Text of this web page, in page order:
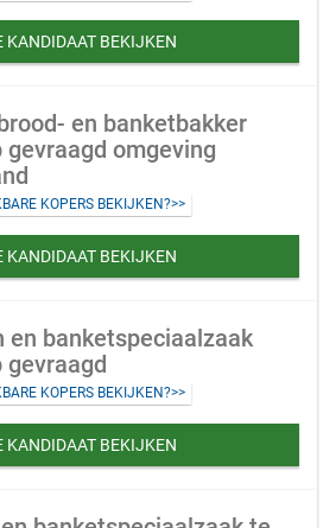
KANDIDAAT BEKIJKEN
en banketbakker
gevraagd omgeving
KOPERS BEKIJKEN?>>
KANDIDAAT BEKIJKEN
en banketspeciaalzaak
gevraagd
KOPERS BEKIJKEN?>>
KANDIDAAT BEKIJKEN